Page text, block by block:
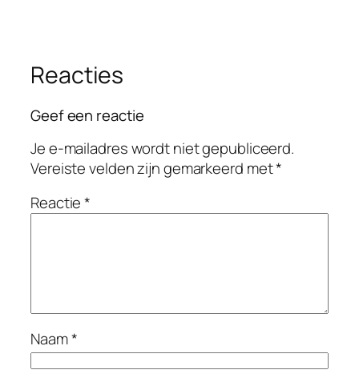
Reacties
Geef een reactie
Je e-mailadres wordt niet gepubliceerd.
Vereiste velden zijn gemarkeerd met*
Reactie*
Naam*